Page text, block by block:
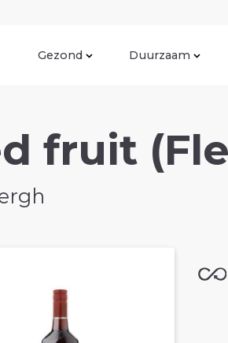
Gezond Duurzaam
fruit